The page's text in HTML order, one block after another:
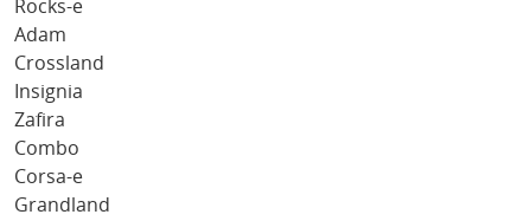
Rocks-e
Adam
Crossland
Insignia
Zafira
Combo
Corsa-e
Grandland